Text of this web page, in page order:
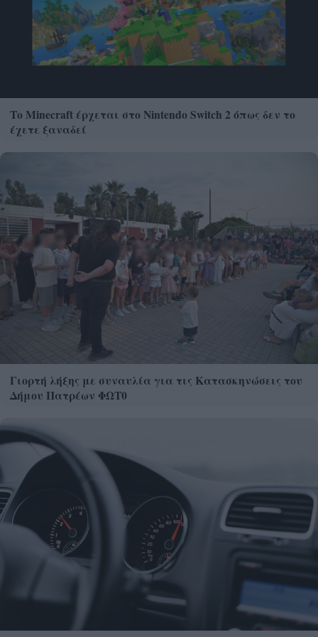
Το Minecraft έρχεται στο Nintendo Switch 2 όπως δεν το
έχετε ξαναδεί
Γιορτή λήξης με συναυλία για τις Κατασκηνώσεις του
Δήμου Πατρέων ΦΩΤ0